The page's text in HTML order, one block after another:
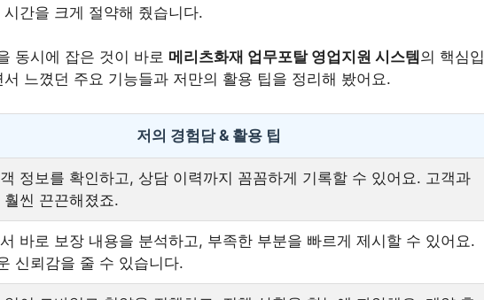
간을 크게 절약해 줬습니다.
동시에 잡은 것이 바로 메리츠화재 업무포탈 영업지원 시스템 의 핵심입
느꼈던 주요 기능들과 저만의 활용 팁을 정리해 봤어요.
저의 경험담 & 활용 팁
정보를 확인하고, 상담 이력까지 꼼꼼하게 기록할 수 있어요. 고객과
훨씬 끈끈해졌죠.
바로 보장 내용을 분석하고, 부족한 부분을 빠르게 제시할 수 있어요.
신뢰감을 줄 수 있습니다.